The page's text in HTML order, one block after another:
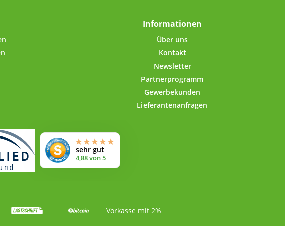
im Lieferumfang enthalten.
Technische
Daten:Lebensmittelechte
Nockendeckeldose aus
Elektrolyt-Weissblech,
Fassungsvermögen: 500
Nockendrehverschluss,
Informationen
Über uns
Kontakt
Newsletter
Partnerprogramm
Gewerbekunden
Lieferantenanfragen
Vorkasse mit 2%